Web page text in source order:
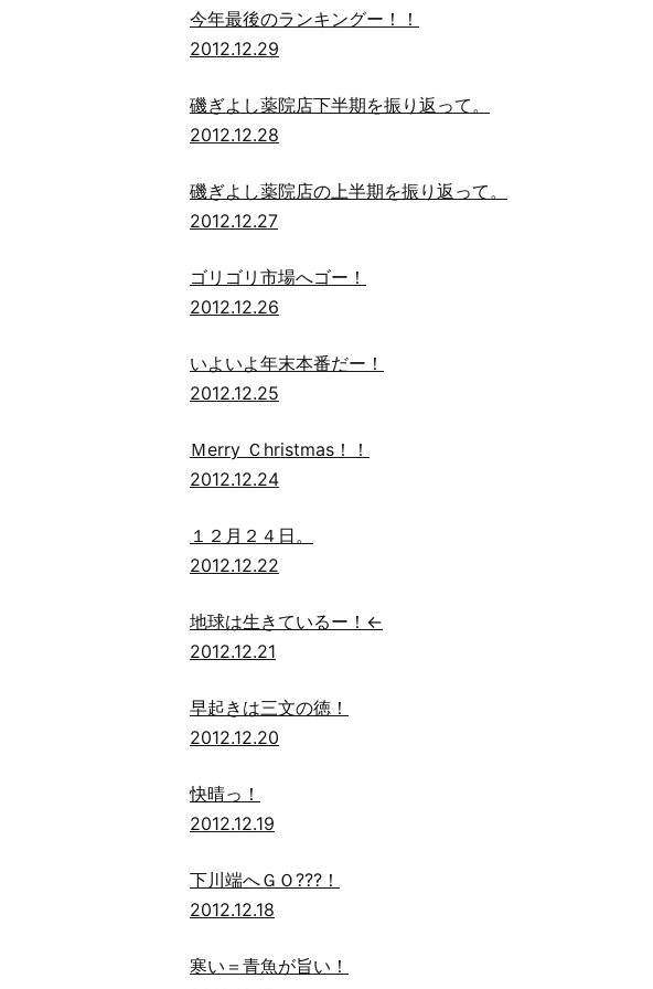
今年最後のランキングー！！
2012.12.29
磯ぎよし薬院店下半期を振り返って。
2012.12.28
磯ぎよし薬院店の上半期を振り返って。
2012.12.27
ゴリゴリ市場へゴー！
2012.12.26
いよいよ年末本番だー！
2012.12.25
Ｍerry Ｃhristmas！！
2012.12.24
１２月２４日。
2012.12.22
地球は生きているー！←
2012.12.21
早起きは三文の徳！
2012.12.20
快晴っ！
2012.12.19
下川端へＧＯ???！
2012.12.18
寒い＝青魚が旨い！